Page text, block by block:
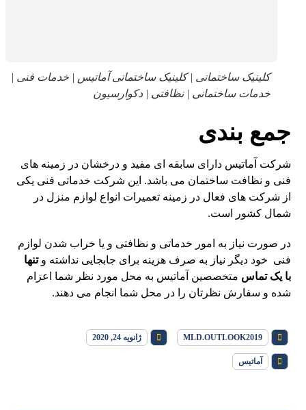
کلینیک ساختمانی | کلینیک ساختمانی آماتیس | خدمات فنی |
خدمات ساختمانی | نظافتی | دکوارسیون
جمع بندی
شرکت آماتیس دارای سابقه ای مفید و درخشان در زمینه های
فنی و نظافت ساختمان می باشد. این شرکت خدماتی فنی یکی
از شرکت های فعال در زمینه تعمیرات انواع لوازم منزل در
شمال کشور است.
در صورت نیاز به امور خدماتی و نظافتی و یا خراب شدن لوازم
فنی خود دیگر نیاز به صرف هزینه برای جابجایی نداشته وتنها
با یک تماس متخصصین آماتیس به محل مورد نظر شما اعزام
شده و سفارش نظرتان را در محل شما انجام می دهند.
MLD.OUTLOOK2019 ژانویه 24, 2020
آماتیس